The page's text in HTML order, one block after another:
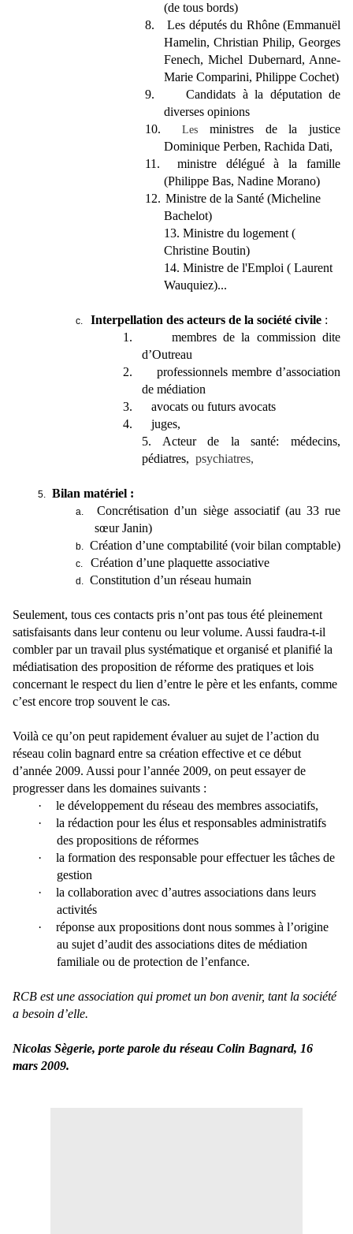
(de tous bords)
8.
Les députés du Rhône (Emmanuël
Hamelin, Christian Philip, Georges
Fenech, Michel Dubernard, Anne-
Marie Comparini, Philippe Cochet)
9.
Candidats à la députation de
diverses opinions
10.
Lesministres de la justice
Dominique Perben, Rachida Dati,
11.
ministre délégué à la famille
(Philippe Bas, Nadine Morano)
12. Ministre de la Santé (Micheline
Bachelot)
13. Ministre du logement (
Christine Boutin)
14. Ministre de l'Emploi ( Laurent
Wauquiez)...
c. Interpellation des acteurs de la société civile :
1.
membres de la commission dite
d’Outreau
2.
professionnels membre d’association
de médiation
3.
avocats ou futurs avocats
4.
juges,
5. Acteur de la santé: médecins,
pédiatres, psychiatres,
5. Bilan matériel :
a.
Concrétisation d’un siège associatif (au 33 rue
sœur Janin)
b. Création d’une comptabilité (voir bilan comptable)
c. Création d’une plaquette associative
d. Constitution d’un réseau humain
Seulement, tous ces contacts pris n’ont pas tous été pleinement
satisfaisants dans leur contenu ou leur volume. Aussi faudra-t-il
combler par un travail plus systématique et organisé et planifié la
médiatisation des proposition de réforme des pratiques et lois
concernant le respect du lien d’entre le père et les enfants, comme
c’est encore trop souvent le cas.
Voilà ce qu’on peut rapidement évaluer au sujet de l’action du
réseau colin bagnard entre sa création effective et ce début
d’année 2009. Aussi pour l’année 2009, on peut essayer de
progresser dans les domaines suivants :
·
le développement du réseau des membres associatifs,
·
la rédaction pour les élus et responsables administratifs
des propositions de réformes
·
la formation des responsable pour effectuer les tâches de
gestion
·
la collaboration avec d’autres associations dans leurs
activités
·
réponse aux propositions dont nous sommes à l’origine
au sujet d’audit des associations dites de médiation
familiale ou de protection de l’enfance.
RCB est une association qui promet un bon avenir, tant la société
a besoin d’elle.
Nicolas Sègerie, porte parole du réseau Colin Bagnard, 16
mars 2009.